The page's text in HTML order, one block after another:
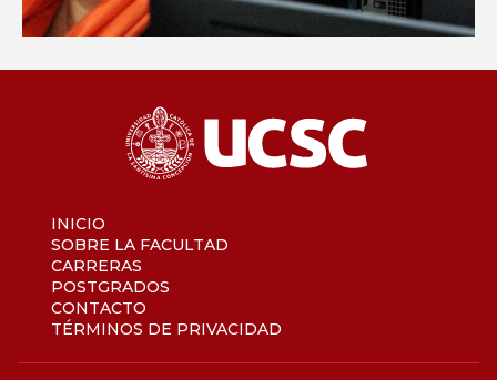
INICIO
SOBRE LA FACULTAD
CARRERAS
POSTGRADOS
CONTACTO
TÉRMINOS DE PRIVACIDAD